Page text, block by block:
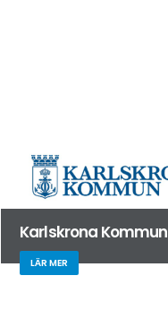
Karlskrona Kommun
LÄR MER